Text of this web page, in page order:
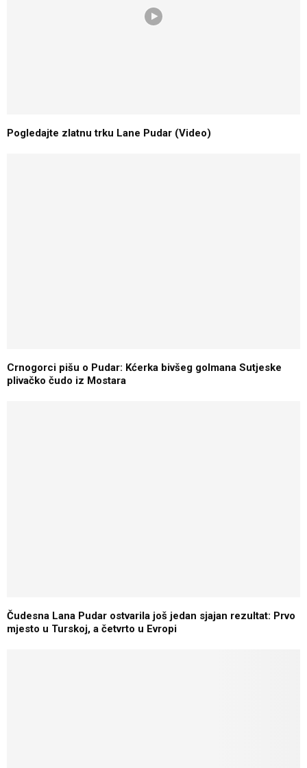
Pogledajte zlatnu trku Lane Pudar (Video)
Crnogorci pišu o Pudar: Kćerka bivšeg golmana Sutjeske
plivačko čudo iz Mostara
Čudesna Lana Pudar ostvarila još jedan sjajan rezultat: Prvo
mjesto u Turskoj, a četvrto u Evropi